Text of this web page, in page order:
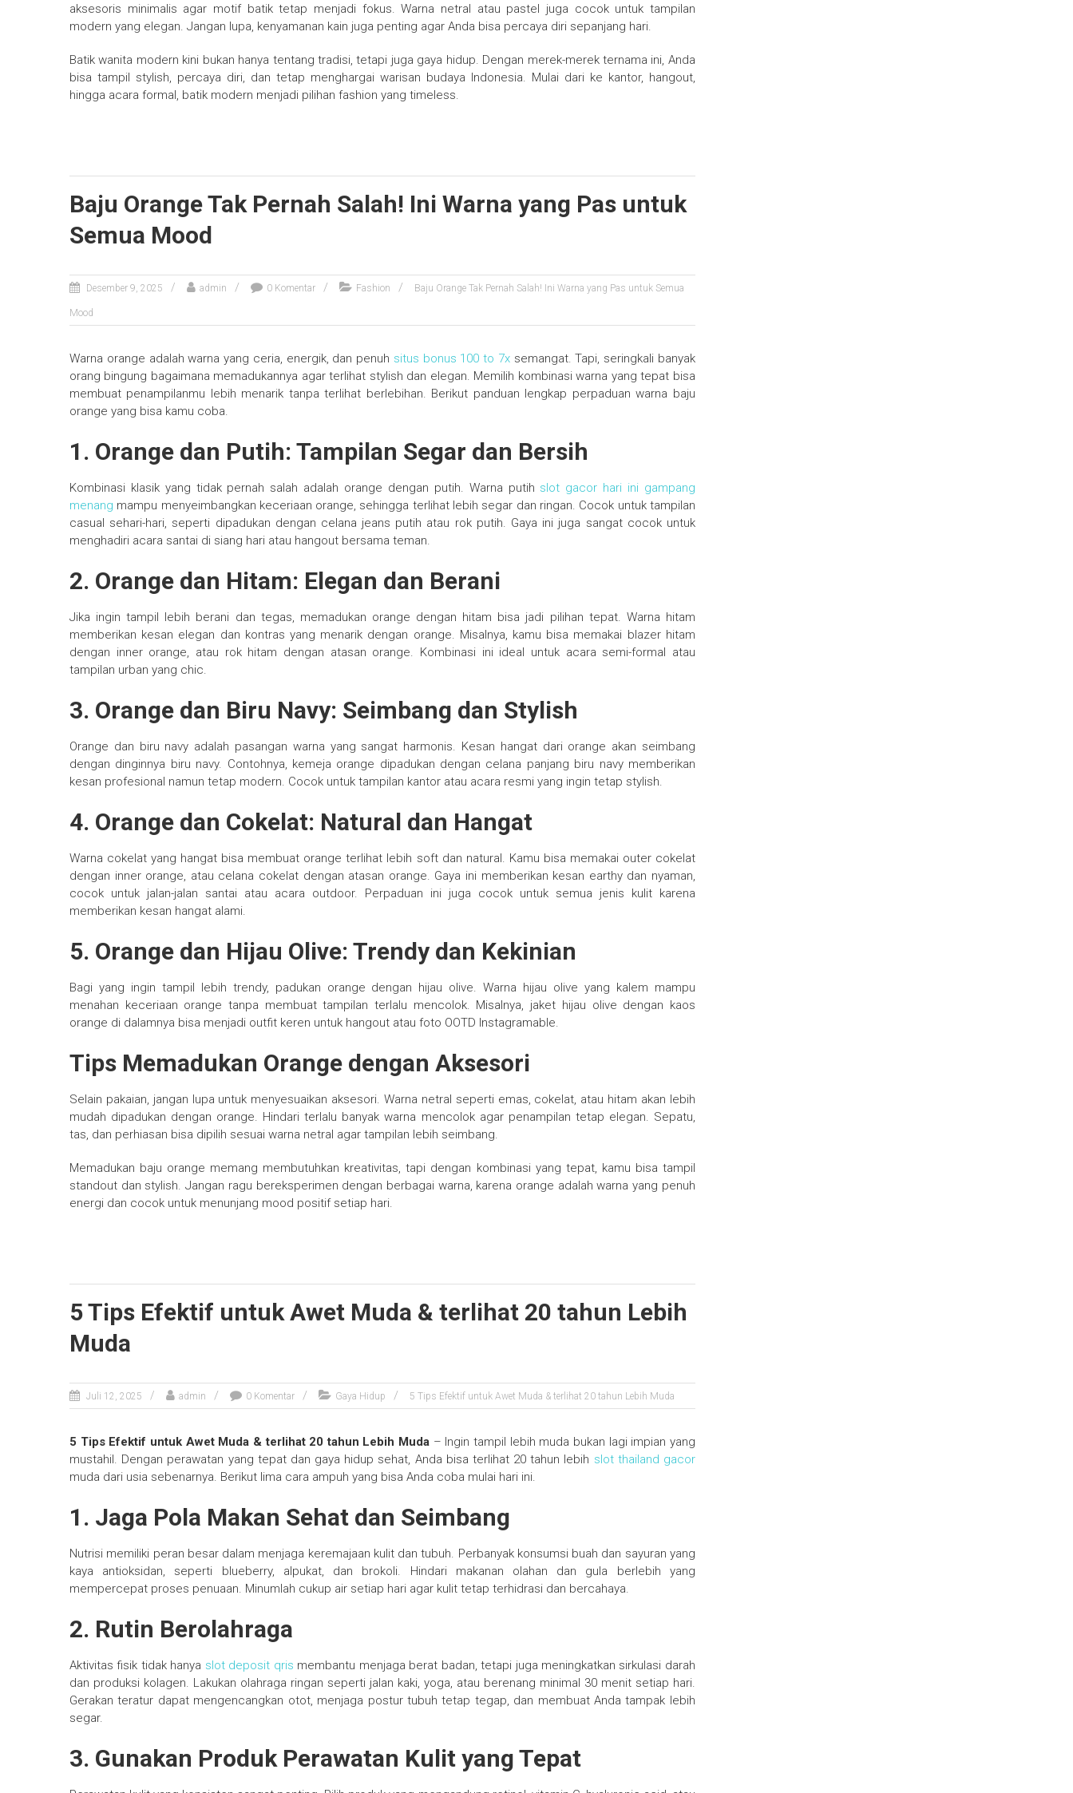
aksesoris minimalis agar motif batik tetap menjadi fokus. Warna netral atau pastel juga cocok untuk tampilan
modern yang elegan. Jangan lupa, kenyamanan kain juga penting agar Anda bisa percaya diri sepanjang hari.
Batik wanita modern kini bukan hanya tentang tradisi, tetapi juga gaya hidup. Dengan merek-merek ternama ini, Anda
bisa tampil stylish, percaya diri, dan tetap menghargai warisan budaya Indonesia. Mulai dari ke kantor, hangout,
hingga acara formal, batik modern menjadi pilihan fashion yang timeless.
Baju Orange Tak Pernah Salah! Ini Warna yang Pas untuk
Semua Mood
Desember 9, 2025 admin 0 Komentar Fashion Baju Orange Tak Pernah Salah! Ini Warna yang Pas untuk Semua
Mood
Warna orange adalah warna yang ceria, energik, dan penuh situs bonus 100 to 7xsemangat. Tapi, seringkali banyak
orang bingung bagaimana memadukannya agar terlihat stylish dan elegan. Memilih kombinasi warna yang tepat bisa
membuat penampilanmu lebih menarik tanpa terlihat berlebihan. Berikut panduan lengkap perpaduan warna baju
orange yang bisa kamu coba.
1. Orange dan Putih: Tampilan Segar dan Bersih
Kombinasi klasik yang tidak pernah salah adalah orange dengan putih. Warna putih slot gacor hari ini gampang
menang mampu menyeimbangkan keceriaan orange, sehingga terlihat lebih segar dan ringan. Cocok untuk tampilan
casual sehari-hari, seperti dipadukan dengan celana jeans putih atau rok putih. Gaya ini juga sangat cocok untuk
menghadiri acara santai di siang hari atau hangout bersama teman.
2. Orange dan Hitam: Elegan dan Berani
Jika ingin tampil lebih berani dan tegas, memadukan orange dengan hitam bisa jadi pilihan tepat. Warna hitam
memberikan kesan elegan dan kontras yang menarik dengan orange. Misalnya, kamu bisa memakai blazer hitam
dengan inner orange, atau rok hitam dengan atasan orange. Kombinasi ini ideal untuk acara semi-formal atau
tampilan urban yang chic.
3. Orange dan Biru Navy: Seimbang dan Stylish
Orange dan biru navy adalah pasangan warna yang sangat harmonis. Kesan hangat dari orange akan seimbang
dengan dinginnya biru navy. Contohnya, kemeja orange dipadukan dengan celana panjang biru navy memberikan
kesan profesional namun tetap modern. Cocok untuk tampilan kantor atau acara resmi yang ingin tetap stylish.
4. Orange dan Cokelat: Natural dan Hangat
Warna cokelat yang hangat bisa membuat orange terlihat lebih soft dan natural. Kamu bisa memakai outer cokelat
dengan inner orange, atau celana cokelat dengan atasan orange. Gaya ini memberikan kesan earthy dan nyaman,
cocok untuk jalan-jalan santai atau acara outdoor. Perpaduan ini juga cocok untuk semua jenis kulit karena
memberikan kesan hangat alami.
5. Orange dan Hijau Olive: Trendy dan Kekinian
Bagi yang ingin tampil lebih trendy, padukan orange dengan hijau olive. Warna hijau olive yang kalem mampu
menahan keceriaan orange tanpa membuat tampilan terlalu mencolok. Misalnya, jaket hijau olive dengan kaos
orange di dalamnya bisa menjadi outfit keren untuk hangout atau foto OOTD Instagramable.
Tips Memadukan Orange dengan Aksesori
Selain pakaian, jangan lupa untuk menyesuaikan aksesori. Warna netral seperti emas, cokelat, atau hitam akan lebih
mudah dipadukan dengan orange. Hindari terlalu banyak warna mencolok agar penampilan tetap elegan. Sepatu,
tas, dan perhiasan bisa dipilih sesuai warna netral agar tampilan lebih seimbang.
Memadukan baju orange memang membutuhkan kreativitas, tapi dengan kombinasi yang tepat, kamu bisa tampil
standout dan stylish. Jangan ragu bereksperimen dengan berbagai warna, karena orange adalah warna yang penuh
energi dan cocok untuk menunjang mood positif setiap hari.
5 Tips Efektif untuk Awet Muda & terlihat 20 tahun Lebih
Muda
Juli 12, 2025 admin 0 Komentar Gaya Hidup 5 Tips Efektif untuk Awet Muda & terlihat 20 tahun Lebih Muda
5 Tips Efektif untuk Awet Muda & terlihat 20 tahun Lebih Muda – Ingin tampil lebih muda bukan lagi impian yang
mustahil. Dengan perawatan yang tepat dan gaya hidup sehat, Anda bisa terlihat 20 tahun lebih slot thailand gacor
muda dari usia sebenarnya. Berikut lima cara ampuh yang bisa Anda coba mulai hari ini.
1. Jaga Pola Makan Sehat dan Seimbang
Nutrisi memiliki peran besar dalam menjaga keremajaan kulit dan tubuh. Perbanyak konsumsi buah dan sayuran yang
kaya antioksidan, seperti blueberry, alpukat, dan brokoli. Hindari makanan olahan dan gula berlebih yang
mempercepat proses penuaan. Minumlah cukup air setiap hari agar kulit tetap terhidrasi dan bercahaya.
2. Rutin Berolahraga
Aktivitas fisik tidak hanya slot deposit qris membantu menjaga berat badan, tetapi juga meningkatkan sirkulasi darah
dan produksi kolagen. Lakukan olahraga ringan seperti jalan kaki, yoga, atau berenang minimal 30 menit setiap hari.
Gerakan teratur dapat mengencangkan otot, menjaga postur tubuh tetap tegap, dan membuat Anda tampak lebih
segar.
3. Gunakan Produk Perawatan Kulit yang Tepat